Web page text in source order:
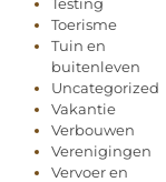
Toerisme
Tuin en
buitenleven
Uncategorized
Vakantie
Verbouwen
Verenigingen
Vervoer en